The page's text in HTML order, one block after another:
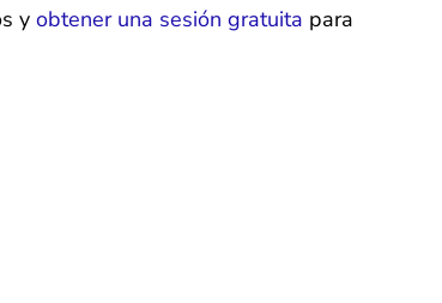
y obtener una sesión gratuita para